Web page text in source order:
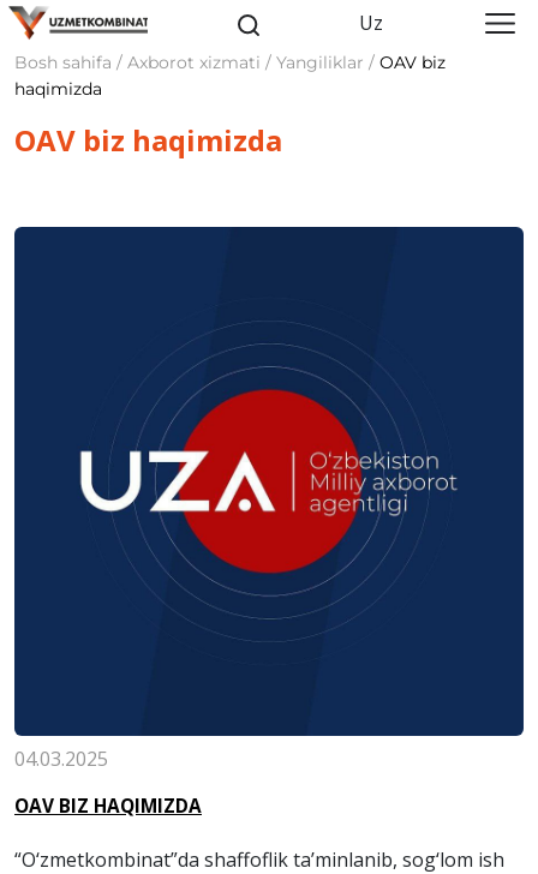
Uz
Bosh sahifa / Axborot xizmati / Yangiliklar / OAV biz
haqimizda
OAV biz haqimizda
04.03.2025
OAV BIZ HAQIMIZDA
“O‘zmetkombinat”da shaffoflik ta’minlanib, sog‘lom ish